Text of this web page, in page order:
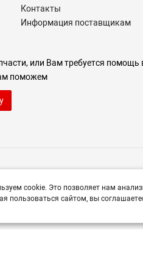
Контакты
Информация поставщикам
или Вам требуется помощь
поможем
cookie. Это позволяет нам
пользоваться сайтом, вы